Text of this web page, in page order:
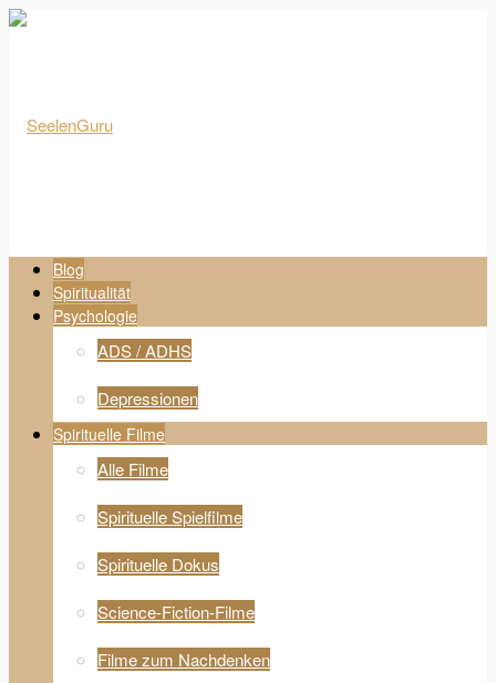
Blog
Spiritualität
Psychologie
ADS / ADHS
Depressionen
Spirituelle Filme
Alle Filme
Spirituelle Spielfilme
Spirituelle Dokus
Science-Fiction-Filme
Filme zum Nachdenken